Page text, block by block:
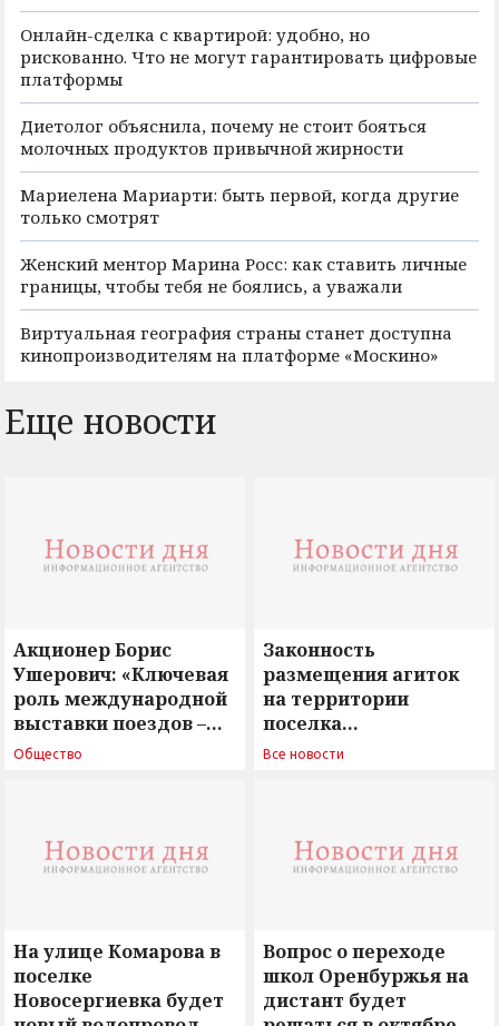
Онлайн-сделка с квартирой: удобно, но
рискованно. Что не могут гарантировать цифровые
платформы
Диетолог объяснила, почему не стоит бояться
молочных продуктов привычной жирности
Мариелена Мариарти: быть первой, когда другие
только смотрят
Женский ментор Марина Росс: как ставить личные
границы, чтобы тебя не боялись, а уважали
Виртуальная география страны станет доступна
кинопроизводителям на платформе «Москино»
Еще новости
Акционер Борис
Ушерович: «Ключевая
роль международной
выставки поездов –
поиск ответов на
Общество
Законность
размещения агиток
на территории
поселка
Новосергиевка
Все новости
На улице Комарова в
поселке
Новосергиевка будет
Вопрос о переходе
школ Оренбуржья на
дистант будет